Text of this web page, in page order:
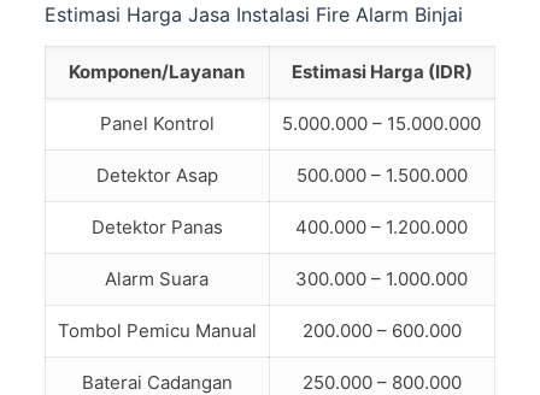
Estimasi Harga Jasa Instalasi Fire Alarm Binjai
Komponen/Layanan Estimasi Harga (IDR)
Panel Kontrol 5.000.000 – 15.000.000
Detektor Asap 500.000 – 1.500.000
Detektor Panas 400.000 – 1.200.000
Alarm Suara 300.000 – 1.000.000
Tombol Pemicu Manual 200.000 – 600.000
Baterai Cadangan 250.000 – 800.000